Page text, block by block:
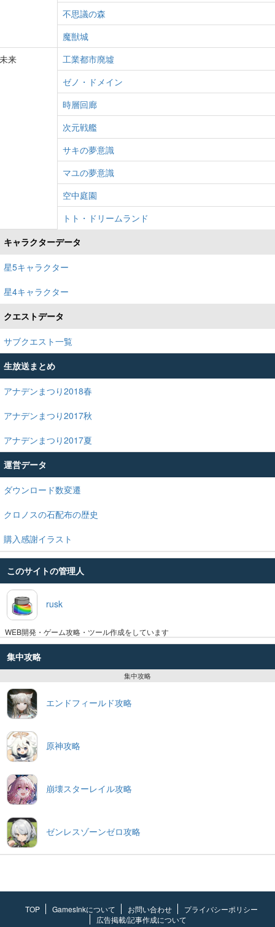
不思議の森
魔獣城
未来
工業都市廃墟
ゼノ・ドメイン
時層回廊
次元戦艦
サキの夢意識
マユの夢意識
空中庭園
トト・ドリームランド
キャラクターデータ
星5キャラクター
星4キャラクター
クエストデータ
サブクエスト一覧
生放送まとめ
アナデンまつり2018春
アナデンまつり2017秋
アナデンまつり2017夏
運営データ
ダウンロード数変遷
クロノスの石配布の歴史
購入感謝イラスト
このサイトの管理人
rusk
開発・ゲーム攻略・ツール作成をしています
集中攻略
集中攻略
エンドフィールド攻略
原神攻略
崩壊スターレイル攻略
ゼンレスゾーンゼロ攻略
TOP GamesInkについて お問い合わせ
プライバシーポリシー
広告掲載/記事作成について